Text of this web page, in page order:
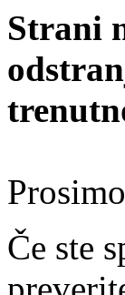
Strani
Če ste